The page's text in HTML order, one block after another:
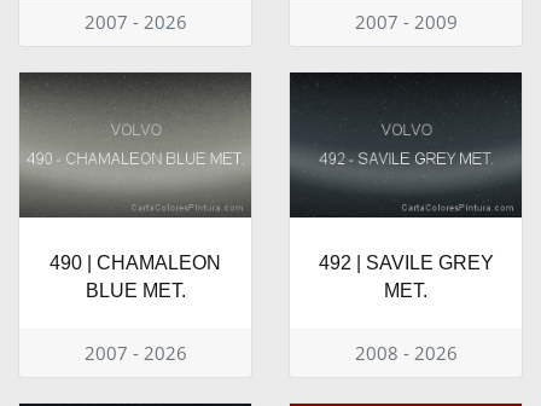
2007 - 2026 2007 - 2009
490 | CHAMALEON
BLUE MET.
2007 - 2026
492 | SAVILE GREY
MET.
2008 - 2026